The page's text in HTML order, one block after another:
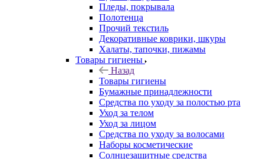
Пледы, покрывала
Полотенца
Прочий текстиль
Декоративные коврики, шкуры
Халаты, тапочки, пижамы
Товары гигиены
Назад
Товары гигиены
Бумажные принадлежности
Средства по уходу за полостью рта
Уход за телом
Уход за лицом
Средства по уходу за волосами
Наборы косметические
Солнцезащитные средства